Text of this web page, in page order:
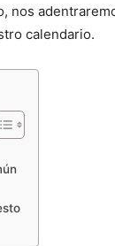
nos
calendario.